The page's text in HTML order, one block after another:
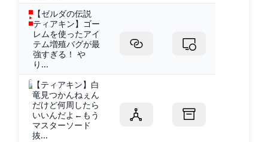
【ゼルダの伝説
ティアキン】ゴー
レムを使ったアイ
テム増殖バグが最
強すぎる！ や
り...
【ティアキン】白
竜見つかんねぇん
だけど何周したら
いいんだよ←もう
マスターソード
抜...